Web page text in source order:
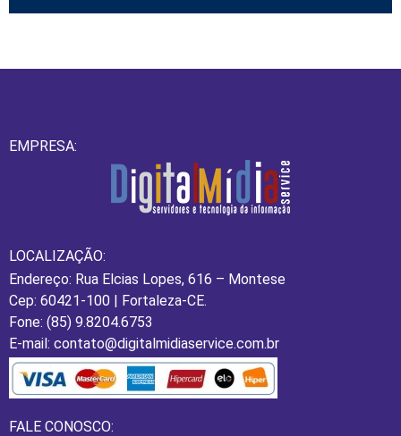
EMPRESA:
LOCALIZAÇÃO:
Endereço: Rua Elcias Lopes, 616 – Montese
Cep: 60421-100 | Fortaleza-CE.
Fone: (85) 9.8204.6753
E-mail: contato@digitalmidiaservice.com.br
FALE CONOSCO: